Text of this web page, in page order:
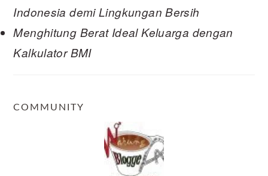
Indonesia demi Lingkungan Bersih
Menghitung Berat Ideal Keluarga dengan
Kalkulator BMI
COMMUNITY